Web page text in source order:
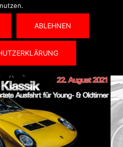
Klassik
nutzen.
ABLEHNEN